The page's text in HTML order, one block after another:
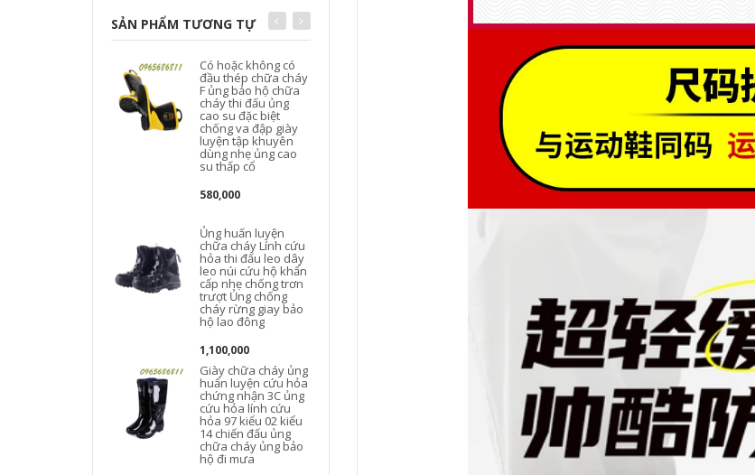
SẢN PHẨM TƯƠNG TỰ
Có hoặc không có
đầu thép chữa cháy
F ủng bảo hộ chữa
cháy thi đấu ủng
cao su đặc biệt
chống va đập giày
luyện tập khuyên
dùng nhẹ ủng cao
su thấp cổ
580,000
Ủng huấn luyện
chữa cháy Lính cứu
hỏa thi đấu leo ​​dây
leo núi cứu hộ khẩn
cấp nhẹ chống trơn
trượt Ủng chống
cháy rừng giay bảo
hộ lao đông
1,100,000
Giày chữa cháy ủng
huấn luyện cứu hỏa
chứng nhận 3C ủng
cứu hỏa lính cứu
hỏa 97 kiểu 02 kiểu
14 chiến đấu ủng
chữa cháy ủng bảo
hộ đi mưa
Ủng bảo hộ cao ủng
dầu chống mài mòn
lao động giày nước
Ủng bảo hộ chống
hóa chất Lakeland
Giày chống nước
axit và kiềm Ủng
chống hóa chất
Giày bảo hộ lao
động đế chống trượt
Ủng công nghiệp
728,000
động bằng cao su
chống trượt mũi
thép chống va đập
cho người lớn Ủng
đi mưa cho công
việc bên ngoài giày
ủng cao su
680,000
Quản lý mỏ cũ giày
bảo hộ lao động
cao cấp chống đâm
va chống axit chống